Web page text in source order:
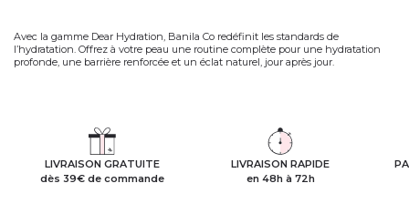
Avec la gamme Dear Hydration Banila Co redéfinit les standards de
l’hydratation. Offrez à votre peau une routine complète pour une hydratation
profonde, une barrière renforcée et un éclat naturel, jour après jour.
LIVRAISON GRATUITE
dès 39€ de commande
LIVRAISON RAPIDE
en 48h à 72h